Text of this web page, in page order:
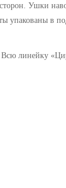
Ушки
упакованы в
Всю линейку «